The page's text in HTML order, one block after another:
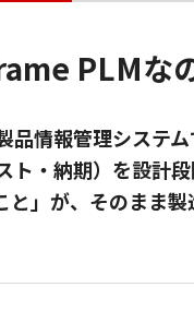
PLMな
品情報管理システ
ト・納期）を設計
と」が、そのまま